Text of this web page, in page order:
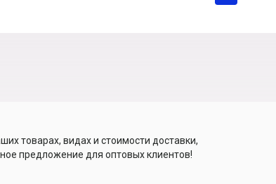
товарах, видах и стоимости доставки,
предложение для оптовых клиентов!